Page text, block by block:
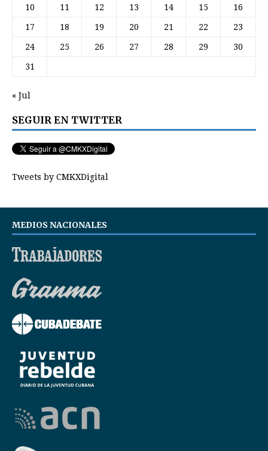
10 11 12 13 14 15 16
17 18 19 20 21 22 23
24 25 26 27 28 29 30
31
« Jul
SEGUIR EN TWITTER
Tweets by CMKXDigital
MEDIOS NACIONALES